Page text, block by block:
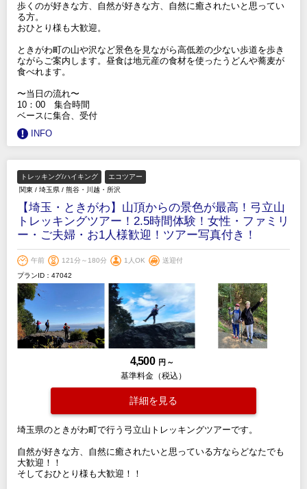
歩くのが好きな方、自然が好きな方、自然に癒されたいと思ってい
る方。
おひとり様も大歓迎。
ときがわ町の山や沢など景色を見ながら高低差の少ない歩道を歩き
ながらご案内します。昼食は地元産の食材を使ったうどんや蕎麦が
食べれます。
〜当日の流れ〜
10：00 集合時間
ベースに集合、受付
INFO
トレッキング/ハイキング
エコツアー
関東 / 埼玉県 / 熊谷・川越・所沢
【埼玉・ときがわ】山頂からの景色が最高！弓立山
トレッキングツアー！2.5時間体験！女性・ファミリ
ー・ご夫婦・お1人様歓迎！ツアー写真付き！
午前 121分～180分 1人OK
送迎付
プランID：47042
4,500 円 ～
基準料金（税込）
詳細を見る
埼玉県のときがわ町で行う弓立山トレッキングツアーです。
自然が好きな方、自然に癒されたいと思っている方ならどなたでも
大歓迎！！
そしておひとり様も大歓迎！！